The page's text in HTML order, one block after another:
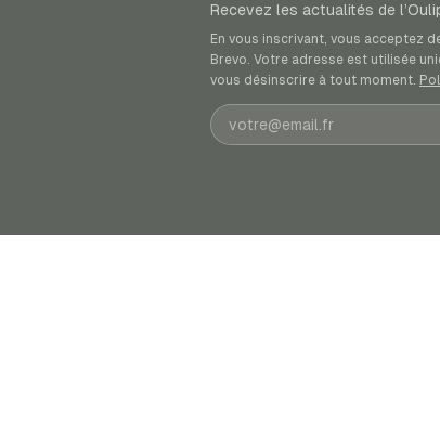
Recevez les actualités de
En vous inscrivant, vous acceptez
Brevo. Votre adresse est utilisée
vous désinscrire à tout moment.
Adresse e-mail